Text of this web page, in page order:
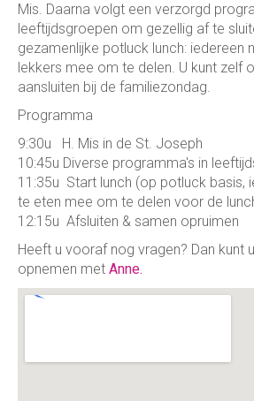
Mis. Daarna volgt een verzorgd
leeftijdsgroepen om gezellig af te
gezamenlijke potluck lunch: iedereen
lekkers mee om te delen. U kunt zelf
aansluiten bij de familiezondag.
Programma
9:30u H. Mis in de St. Joseph
10:45u Diverse programma's in
11:35u Start lunch (op potluck basis,
te eten mee om te delen voor de
12:15u Afsluiten & samen opruimen
Heeft u vooraf nog vragen? Dan kunt
opnemen met Anne.